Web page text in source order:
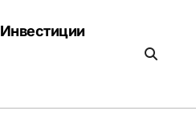
Инвестиции